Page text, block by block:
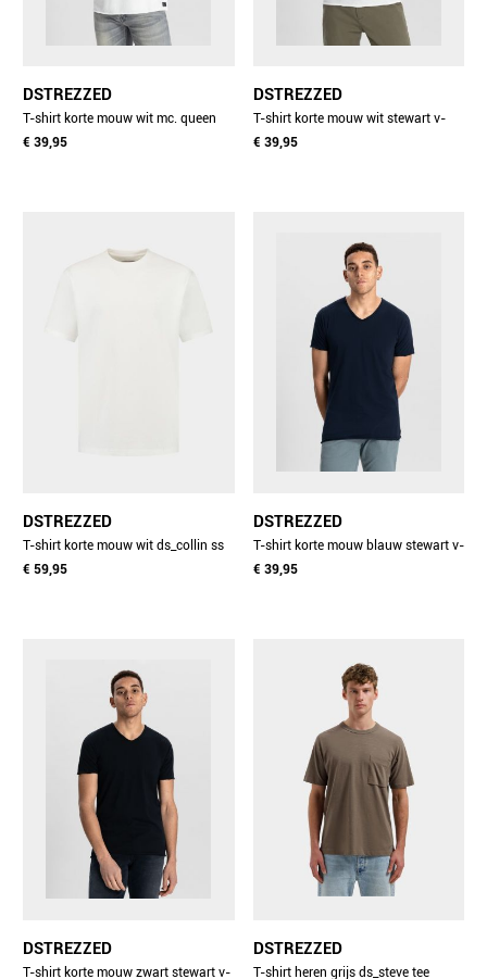
DSTREZZED
T-shirt korte mouw wit mc. queen
tee 202274-nnnos/100
€ 39,95
DSTREZZED
T-shirt korte mouw wit stewart v-
neck tee 202840-nos/100
€ 39,95
DSTREZZED
T-shirt korte mouw wit ds_collin ss
nos 203012-nos/100
€ 59,95
DSTREZZED
T-shirt korte mouw blauw stewart v-
neck tee 202840-nos/649
€ 39,95
DSTREZZED
T-shirt korte mouw zwart stewart v-
DSTREZZED
T-shirt heren grijs ds_steve tee